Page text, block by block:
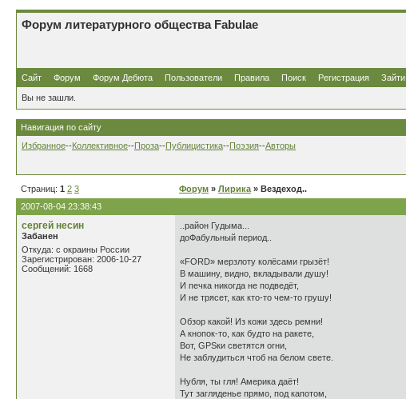
Форум литературного общества Fabulae
Сайт Форум Форум Дебюта Пользователи Правила Поиск Регистрация Зайти
Вы не зашли.
Навигация по сайту
Избранное--Коллективное--Проза--Публицистика--Поэзия--Авторы
Страниц: 1 2 3 Форум » Лирика » Вездеход..
2007-08-04 23:38:43
сергей несин
Забанен
Откуда: с окраины России
Зарегистрирован: 2006-10-27
Сообщений: 1668
..район Гудыма...
доФабульный период..
«FORD» мерзлоту колёсами грызёт!
В машину, видно, вкладывали душу!
И печка никогда не подведёт,
И не трясет, как кто-то чем-то грушу!
Обзор какой! Из кожи здесь ремни!
А кнопок-то, как будто на ракете,
Вот, GPSки светятся огни,
Не заблудиться чтоб на белом свете.
Нубля, ты гля! Америка даёт!
Тут загляденье прямо, под капотом,